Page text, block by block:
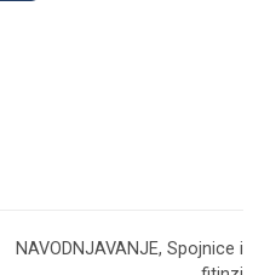
NAVODNJAVANJE, Spojnice i